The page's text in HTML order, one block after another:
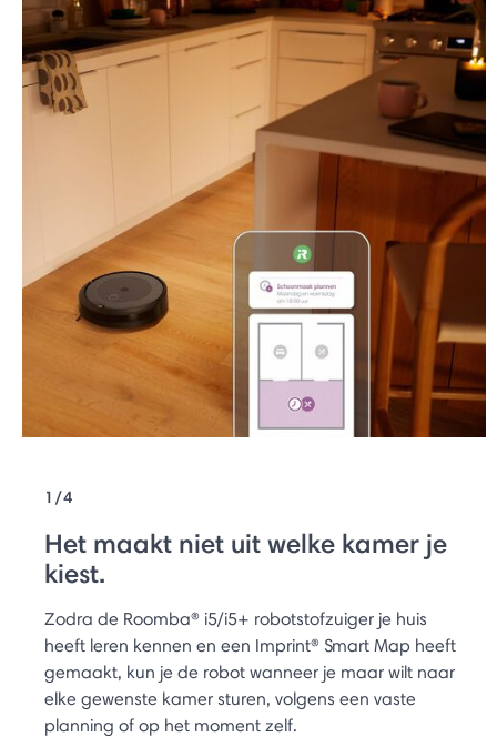
1/4
Het maakt niet uit welke kamer je
kiest.
Zodra de Roomba® i5/i5+ robotstofzuiger je huis
heeft leren kennen en een Imprint® Smart Map heeft
gemaakt, kun je de robot wanneer je maar wilt naar
elke gewenste kamer sturen, volgens een vaste
planning of op het moment zelf.